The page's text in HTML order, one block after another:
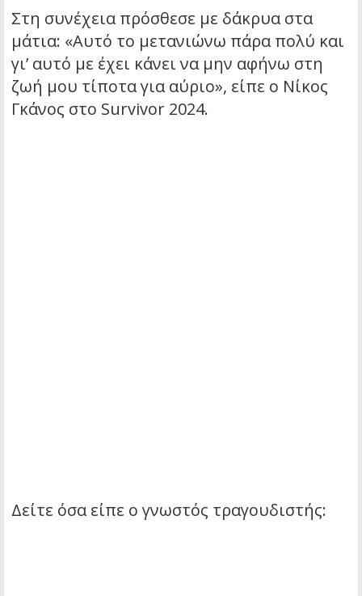
Στη συνέχεια πρόσθεσε με δάκρυα στα
μάτια: «Αυτό το μετανιώνω πάρα πολύ και
γι’ αυτό με έχει κάνει να μην αφήνω στη
ζωή μου τίποτα για αύριο», είπε ο Νίκος
Γκάνος στο Survivor 2024.
Δείτε όσα είπε ο γνωστός τραγουδιστής: